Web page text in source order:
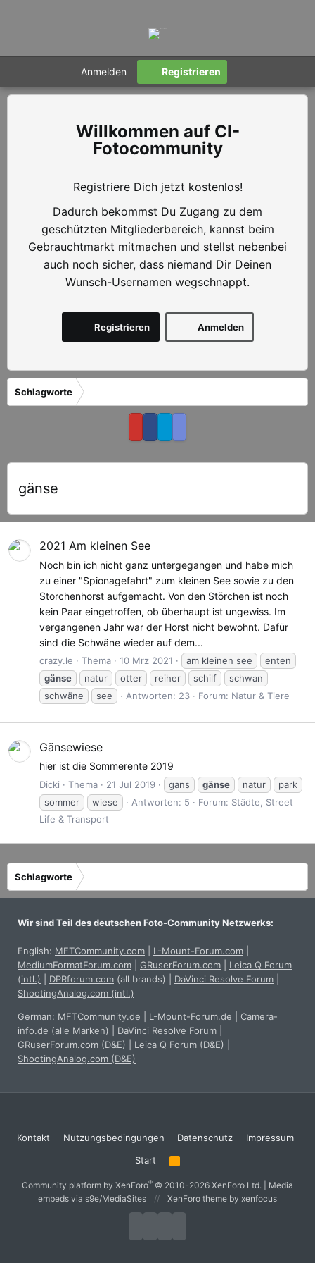
Anmelden Registrieren
CI-
Fotocommunity
Registriere Dich jetzt kostenlos!
Dadurch bekommst Du Zugang zu dem
geschützten Mitgliederbereich, kannst beim
Gebrauchtmarkt mitmachen und stellst nebenbei
auch noch sicher, dass niemand Dir Deinen
Wunsch-Usernamen wegschnappt.
Anmelden
Registrieren
Schlagworte
gänse
2021 Am kleinen See
Noch bin ich nicht ganz untergegangen und habe mich
zu einer "Spionagefahrt" zum kleinen See sowie zu den
Storchenhorst aufgemacht. Von den Störchen ist noch
kein Paar eingetroffen, ob überhaupt ist ungewiss. Im
vergangenen Jahr war der Horst nicht bewohnt. Dafür
sind die Schwäne wieder auf dem...
crazy.le Thema 10 Mrz 2021 am kleinen see
enten
gänse
natur otter reiher schilf
schwan
schwäne
see Antworten: 23 Forum: Natur & Tiere
Gänsewiese
hier ist die Sommerente 2019
Dicki Thema 21 Jul 2019 gans gänse natur
park
sommer
wiese Antworten: 5 Forum: Städte, Street
Life & Transport
Schlagworte
Wir sind Teil des deutschen Foto-Community Netzwerks:
English: MFTCommunity.com L-Mount-Forum.com
MediumFormatForum.com
GRuserForum.com
Leica Q Forum
(intl.)
DPRforum.com (all brands) DaVinci Resolve Forum
ShootingAnalog.com (intl.)
German: MFTCommunity.de L-Mount-Forum.de
Camera-
info.de (alle Marken) DaVinci Resolve Forum
GRuserForum.com (D&E)
Leica Q Forum (D&E)
ShootingAnalog.com (D&E)
Kontakt Nutzungsbedingungen Datenschutz
Impressum
Start
R
S
Community platform by XenForo® © 2010-2026 XenForo Ltd.
Media
embeds via s9e/MediaSites
XenForo theme by xenfocus